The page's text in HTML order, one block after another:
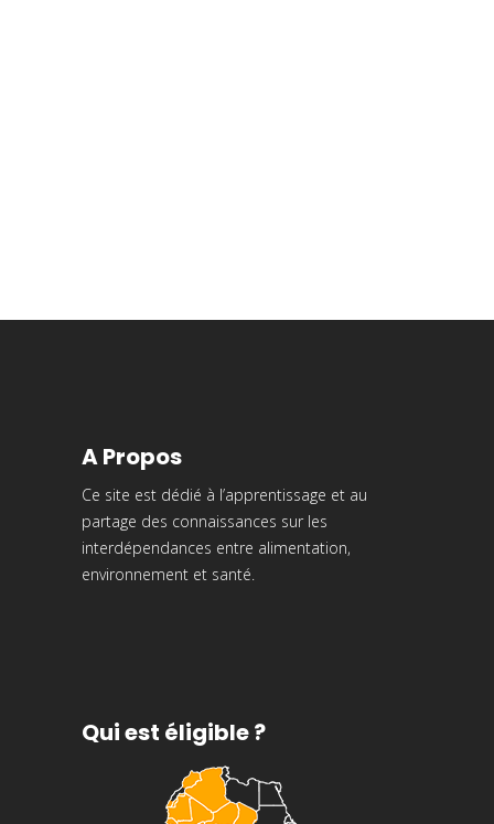
A Propos
Ce site est dédié à l’apprentissage et au
partage des connaissances sur les
interdépendances entre alimentation,
environnement et santé.
Qui est éligible ?